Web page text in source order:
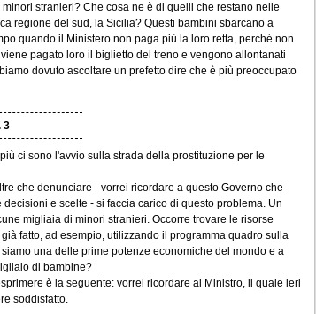
stranieri? Che cosa ne è di quelli che restano nelle
regione del sud, la Sicilia? Questi bambini sbarcano a
quando il Ministero non paga più la loro retta, perché non
pagato loro il biglietto del treno e vengono allontanati
dovuto ascoltare un prefetto dire che è più preoccupato
3
ci sono l'avvio sulla strada della prostituzione per le
che denunciare - vorrei ricordare a questo Governo che
e scelte - si faccia carico di questo problema. Un
migliaia di minori stranieri. Occorre trovare le risorse
fatto, ad esempio, utilizzando il programma quadro sulla
una delle prime potenze economiche del mondo e a
di bambine?
è la seguente: vorrei ricordare al Ministro, il quale ieri
soddisfatto.